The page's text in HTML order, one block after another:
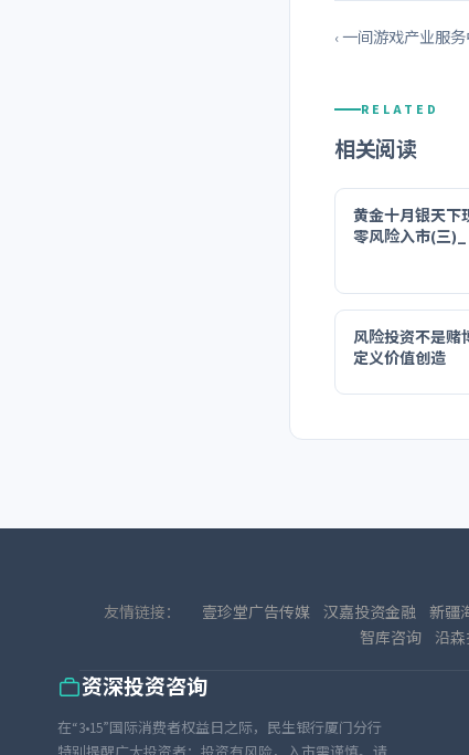
‹ 一间游戏产业服
RELATED
相关阅读
黄金十月银天下
零风险入市(三)_
风险投资不是赌
定义价值创造
友情链接： 壹珍堂广告传媒 汉嘉投资金融 新疆
智库咨询
沿
资深投资咨询
在“3•15”国际消费者权益日之际，民生银行厦门分行